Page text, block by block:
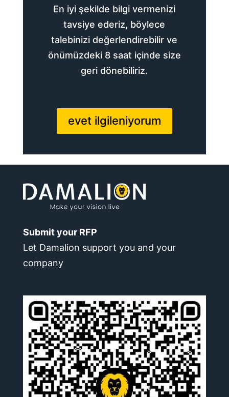
En iyi şekilde bilgi vermenizi
tavsiye ederiz, böylece
talebinizi değerlendirebilir ve
önümüzdeki 8 saat içinde size
geri dönebiliriz.
evet ilgileniyorum
Submit your RFP
Let Damalion support you and your
company